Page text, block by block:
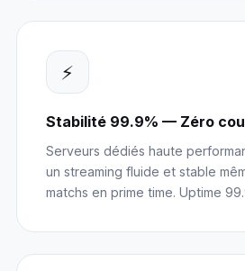
⚡
Stabilité 99.9% — Zéro
Serveurs dédiés haute
un streaming fluide et stable
matchs en prime time. Uptime